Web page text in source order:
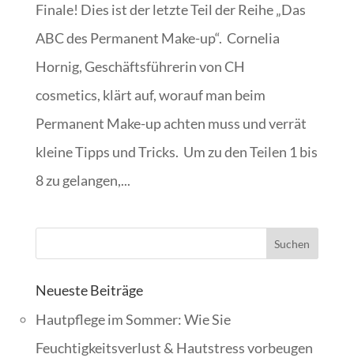
Finale! Dies ist der letzte Teil der Reihe „Das
ABC des Permanent Make-up“. Cornelia
Hornig, Geschäftsführerin von CH
cosmetics, klärt auf, worauf man beim
Permanent Make-up achten muss und verrät
kleine Tipps und Tricks. Um zu den Teilen 1 bis
8 zu gelangen,...
Neueste Beiträge
Hautpflege im Sommer: Wie Sie
Feuchtigkeitsverlust & Hautstress vorbeugen